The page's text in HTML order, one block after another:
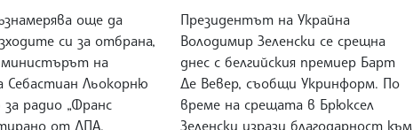
още да
си за отбрана,
министърът на
Себастиан Льокорню
радио „Франс
от ДПА.
Президентът на Украйна
Володимир Зеленски се срещна
днес с белгийския премиер Барт
Де Вевер, съобщи Укринформ. По
време на срещата в Брюксел
Зеленски изрази благодарност към